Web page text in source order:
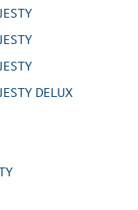
DELUX